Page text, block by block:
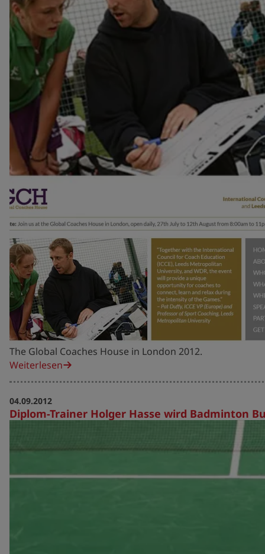
The Global Coaches House in London 2012.
Weiterlesen
Diplom-Trainer Holger Hasse wird Badminton
04.09.2012